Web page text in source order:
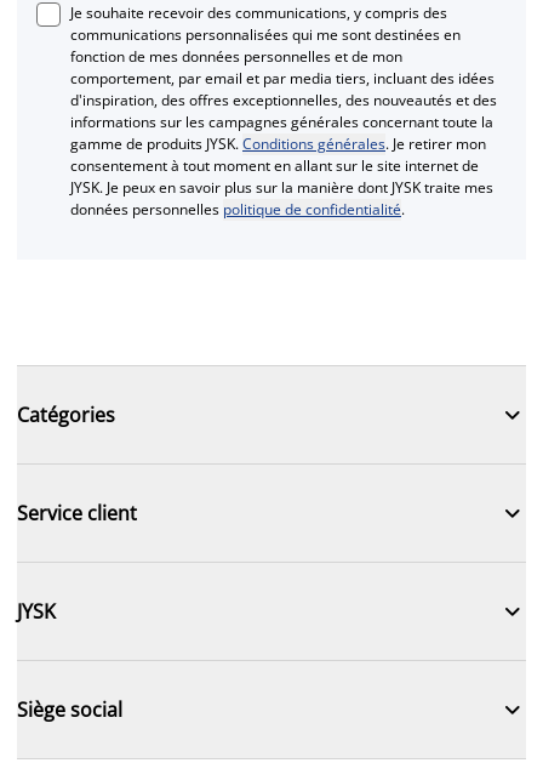
Je souhaite recevoir des communications, y compris des
communications personnalisées qui me sont destinées en
fonction de mes données personnelles et de mon
comportement, par email et par media tiers, incluant des idées
d'inspiration, des offres exceptionnelles, des nouveautés et des
informations sur les campagnes générales concernant toute la
gamme de produits JYSK.Conditions générales. Je retirer mon
consentement à tout moment en allant sur le site internet de
JYSK. Je peux en savoir plus sur la manière dont JYSK traite mes
données personnelles politique de confidentialité.
Catégories 
Service client 
JYSK 
Siège social 